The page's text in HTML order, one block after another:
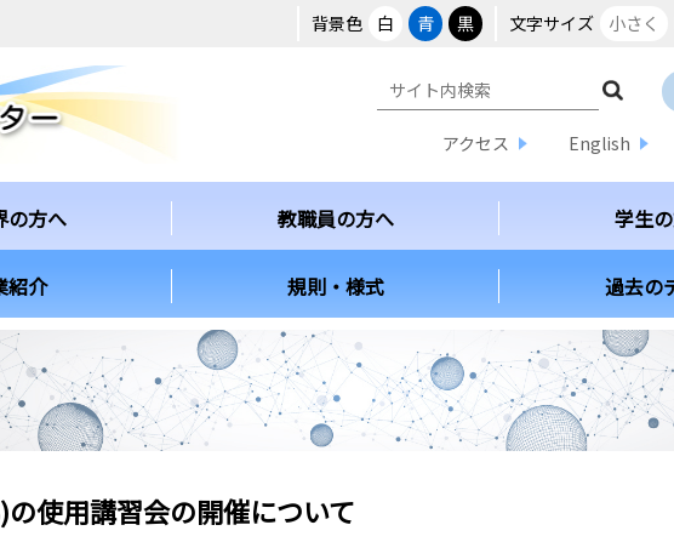
背景色 白 青 黒 文字サイズ 小さく
アクセス English
の方へ 教職員の方へ 学生
紹介 規則・様式 過去の
使用講習会の開催について